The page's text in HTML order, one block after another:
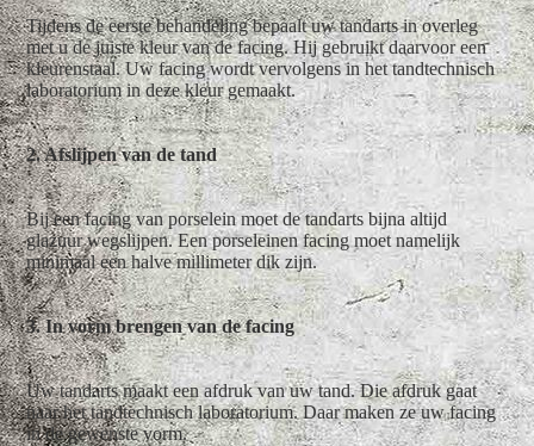
Tijdens de eerste behandeling bepaalt uw tandarts in overleg
met u de juiste kleur van de facing. Hij gebruikt daarvoor een
kleurenstaal. Uw facing wordt vervolgens in het tandtechnisch
laboratorium in deze kleur gemaakt.
2. Afslijpen van de tand
Bij een facing van porselein moet de tandarts bijna altijd
glazuur wegslijpen. Een porseleinen facing moet namelijk
minimaal een halve millimeter dik zijn.
3. In vorm brengen van de facing
Uw tandarts maakt een afdruk van uw tand. Die afdruk gaat
naar het tandtechnisch laboratorium. Daar maken ze uw facing
in de gewenste vorm.